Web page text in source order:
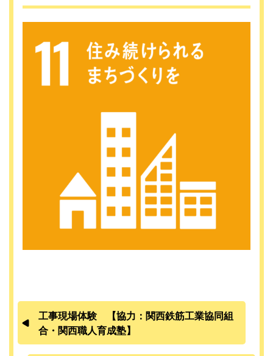
工事現場体験 【協力：関西鉄筋工業協同組
合・関西職人育成塾】